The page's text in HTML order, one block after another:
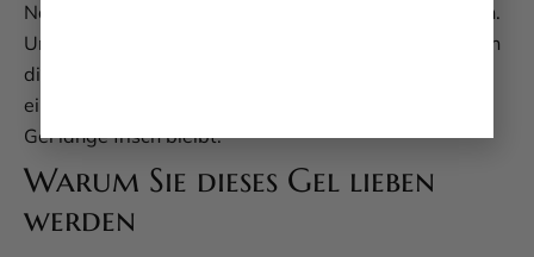
Nachttischschublade oder im Reisegepäck verstauen.
Und keine Sorge, die Pflege ist unkompliziert – einfach
die Tube nach Gebrauch gut verschließen und an
einem kühlen, trockenen Ort aufbewahren, damit das
Gel lange frisch bleibt.
Warum Sie dieses Gel lieben
werden